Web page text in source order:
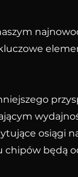
osiągi
chipów będą